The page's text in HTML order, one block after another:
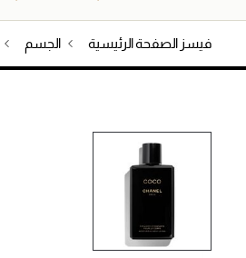
فيسز الصفحة الرئيسية الجسم